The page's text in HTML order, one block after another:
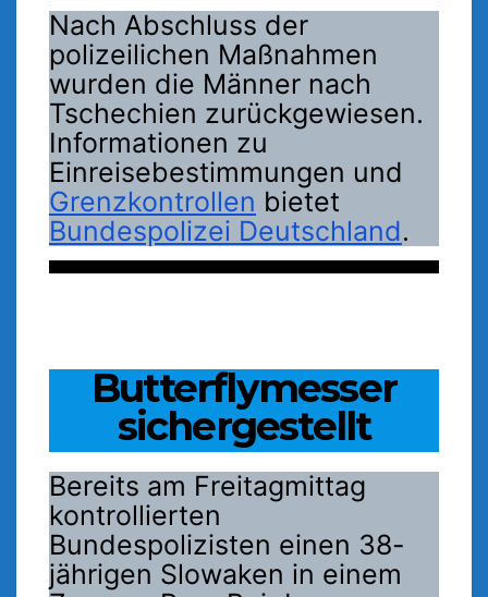
Nach Abschluss der
polizeilichen Maßnahmen
wurden die Männer nach
Tschechien zurückgewiesen.
Informationen zu
Einreisebestimmungen und
Grenzkontrollen bietet
Bundespolizei Deutschland.
Butterflymesser
sichergestellt
Bereits am Freitagmittag
kontrollierten
Bundespolizisten einen 38-
jährigen Slowaken in einem